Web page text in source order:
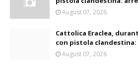
August 07, 2026
Cattolica Eraclea,
con pistola
August 07, 2026